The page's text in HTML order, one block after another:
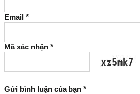
Email *
Mã xác nhận *
Gửi bình luận của bạn *